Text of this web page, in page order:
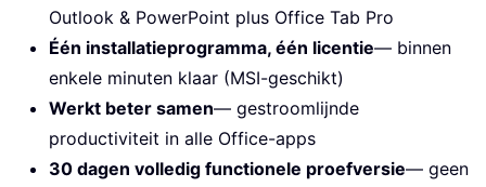
Outlook & PowerPoint plus Office Tab Pro
Één installatieprogramma, één licentie— binnen
enkele minuten klaar (MSI-geschikt)
Werkt beter samen— gestroomlijnde
productiviteit in alle Office-apps
30 dagen volledig functionele proefversie— geen